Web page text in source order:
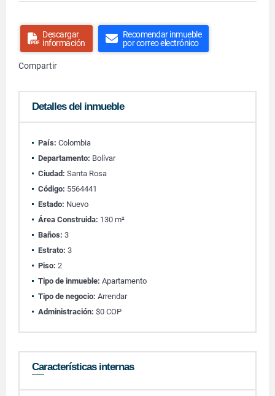
Descargar
información
Recomendar inmueble
por correo electrónico
Compartir
Detalles del inmueble
País: Colombia
Departamento: Bolívar
Ciudad: Santa Rosa
Código: 5564441
Estado: Nuevo
Área Construida: 130 m²
Baños: 3
Estrato: 3
Piso: 2
Tipo de inmueble: Apartamento
Tipo de negocio: Arrendar
Administración: $0 COP
Características internas